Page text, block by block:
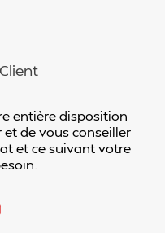
entière disposition
de vous conseiller
et ce suivant votre